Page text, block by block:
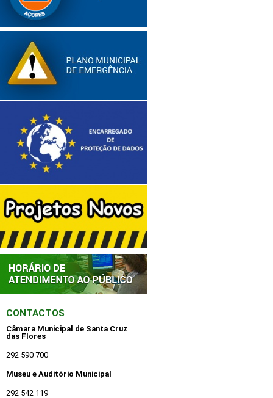
CONTACTOS
Câmara Municipal de Santa Cruz
das Flores
292 590 700
Museu e Auditório Municipal
292 542 119